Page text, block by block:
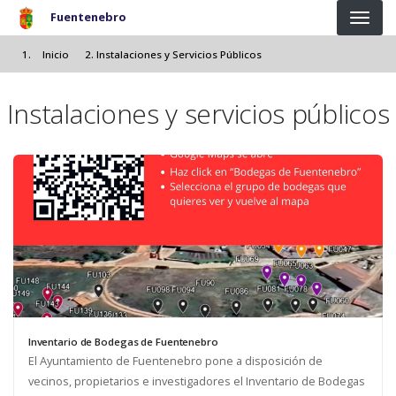
Pasar al contenido principal
Fuentenebro
Inicio Instalaciones y Servicios Públicos
Instalaciones y servicios públicos
Inventario de Bodegas de Fuentenebro
El Ayuntamiento de Fuentenebro pone a disposición de
vecinos, propietarios e investigadores el Inventario de Bodegas